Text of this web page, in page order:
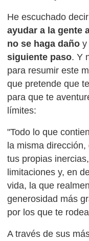
He escuchado
ayudar a la gente
no se haga daño
siguiente paso. Y
para resumir este
que pretende que
para que te
límites:
"Todo lo que
la misma
tus propias
limitaciones y, en
vida, la que
generosidad más
por los que te
A través de sus